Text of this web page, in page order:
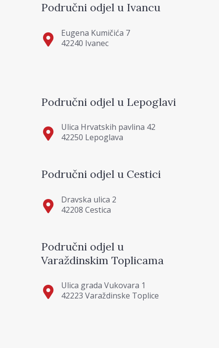
Područni odjel u Ivancu
Eugena Kumičića 7
42240 Ivanec
Područni odjel u Lepoglavi
Ulica Hrvatskih pavlina 42
42250 Lepoglava
Područni odjel u Cestici
Dravska ulica 2
42208 Cestica
Područni odjel u
Varaždinskim Toplicama
Ulica grada Vukovara 1
42223 Varaždinske Toplice